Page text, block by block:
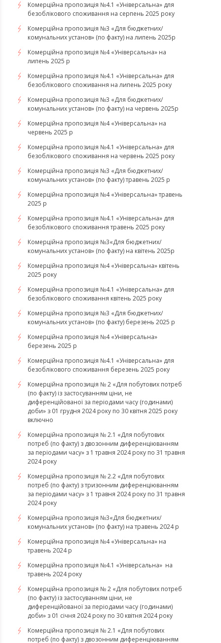
Комерційна пропозиція №4.1 «Універсальна» для
безоблікового споживання на серпень 2025 року
Комерційна пропозиція №3 «Для бюджетних/
комунальних установ» (по факту) на липень 2025р
Комерційна пропозиція №4 «Універсальна» на
липень 2025 р
Комерційна пропозиція №4.1 «Універсальна» для
безоблікового споживання на липень 2025 року
Комерційна пропозиція №3 «Для бюджетних/
комунальних установ» (по факту) на червень 2025р
Комерційна пропозиція №4 «Універсальна» на
червень 2025 р
Комерційна пропозиція №4.1 «Універсальна» для
безоблікового споживання на червень 2025 року
Комерційна пропозиція №3 «Для бюджетних/
комунальних установ» (по факту) травень 2025 р
Комерційна пропозиція №4 «Універсальна» травень
2025 р
Комерційна пропозиція №4.1 «Універсальна» для
безоблікового споживання травень 2025 року
Комерційна пропозиція №3«Для бюджетних/
комунальних установ» (по факту) на квітень 2025р
Комерційна пропозиція №4 «Універсальна» квітень
2025 року
Комерційна пропозиція №4.1 «Універсальна» для
безоблікового споживання квітень 2025 року
Комерційна пропозиція №3 «Для бюджетних/
комунальних установ» (по факту) березень 2025 р
Комерційна пропозиція №4 «Універсальна»
березень 2025 р
Комерційна пропозиція №4.1 «Універсальна» для
безоблікового споживання березень 2025 року
Комерційна пропозиція № 2 «Для побутових потреб
(по факту) із застосуванням ціни, не
диференційованої за періодами часу (годинами)
доби» з 01 грудня 2024 року по 30 квітня 2025 року
включно
Комерційна пропозиція № 2.1 «Для побутових
потреб (по факту) з двозонним диференціюванням
за періодами часу» з 1 травня 2024 року по 31 травня
2024 року
Комерційна пропозиція № 2.2 «Для побутових
потреб (по факту) з тризонним диференціюванням
за періодами часу» з 1 травня 2024 року по 31 травня
2024 року
Комерційна пропозиція №3«Для бюджетних/
комунальних установ» (по факту) на травень 2024 р
Комерційна пропозиція №4 «Універсальна» на
травень 2024 р
Комерційна пропозиція №4.1 «Універсальна» на
травень 2024 року
Комерційна пропозиція № 2 «Для побутових потреб
(по факту) із застосуванням ціни, не
диференційованої за періодами часу (годинами)
доби» з 01 січня 2024 року по 30 квітня 2024 року
Комерційна пропозиція № 2.1 «Для побутових
потреб (по факту) з двозонним диференціюванням